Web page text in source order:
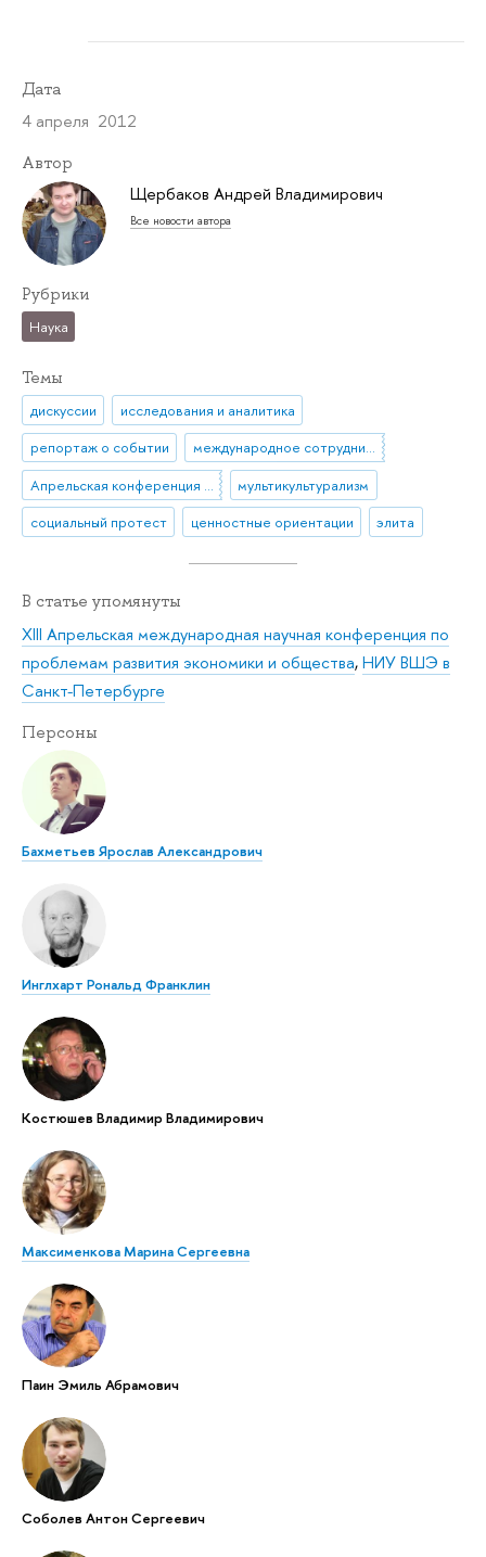
Дата
4 апреля 2012
Автор
Щербаков Андрей Владимирович
Все новости автора
Рубрики
Наука
Темы
дискуссии
исследования и аналитика
репортаж о событии
международное сотрудничество
Апрельская конференция ВШЭ
мультикультурализм
социальный протест
ценностные ориентации элита
В статье упомянуты
XIII Апрельская международная научная конференция по
проблемам развития экономики и общества,НИУ ВШЭ в
Санкт-Петербурге
Персоны
Бахметьев Ярослав Александрович
Инглхарт Рональд Франклин
Костюшев Владимир Владимирович
Максименкова Марина Сергеевна
Паин Эмиль Абрамович
Соболев Антон Сергеевич